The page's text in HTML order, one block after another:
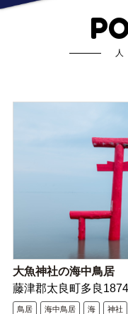
大魚神社の海中鳥居
藤津郡太良町多良
鳥居 海中鳥居 海 神社